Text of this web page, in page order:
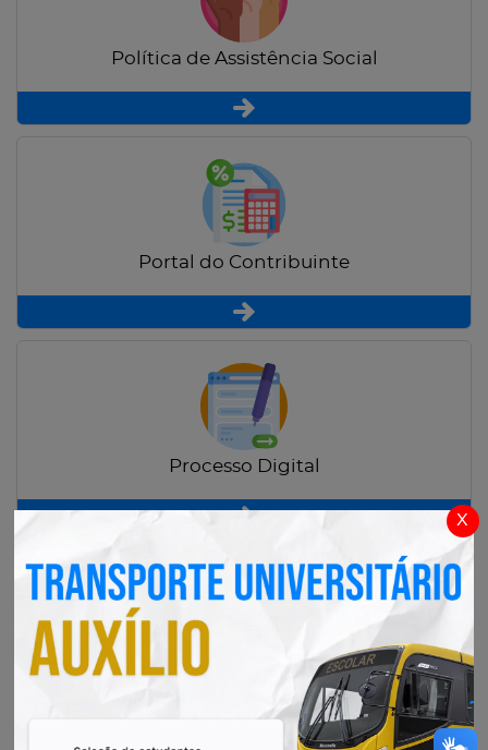
x
Política de Assistência Social
Portal do Contribuinte
Processo Digital
Radar Transparência Pública